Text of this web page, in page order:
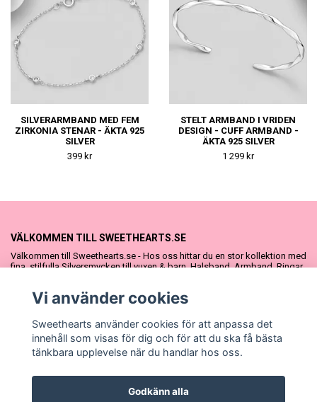
SILVERARMBAND MED FEM
ZIRKONIA STENAR - ÄKTA 925
SILVER
399 kr
STELT ARMBAND I VRIDEN
DESIGN - CUFF ARMBAND -
ÄKTA 925 SILVER
1 299 kr
VÄLKOMMEN TILL SWEETHEARTS.SE
Välkommen till Sweethearts.se - Hos oss hittar du en stor kollektion med
fina, stilfulla Silversmycken till vuxen & barn. Halsband, Armband, Ringar
vår söta Sweethearts kolllektion med barnsmycken, tyllkjolar &
Vi använder cookies
Sweethearts använder cookies för att anpassa det
innehåll som visas för dig och för att du ska få bästa
tänkbara upplevelse när du handlar hos oss.
Godkänn alla